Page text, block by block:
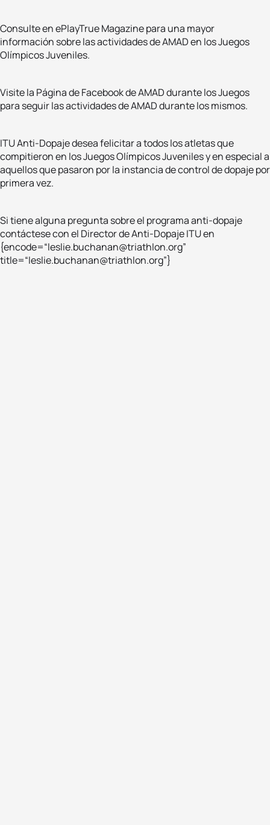
Consulte en ePlayTrue Magazine para una mayor
información sobre las actividades de AMAD en los Juegos
Olímpicos Juveniles.
Visite la Página de Facebook de AMAD durante los Juegos
para seguir las actividades de AMAD durante los mismos.
ITU Anti-Dopaje desea felicitar a todos los atletas que
compitieron en los Juegos Olímpicos Juveniles y en especial a
aquellos que pasaron por la instancia de control de dopaje por
primera vez.
Si tiene alguna pregunta sobre el programa anti-dopaje
contáctese con el Director de Anti-Dopaje ITU en
{encode=“leslie.buchanan@triathlon.org”
title=“leslie.buchanan@triathlon.org”}